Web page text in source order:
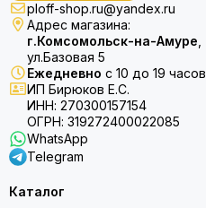
ploff-shop.ru@yandex.ru
Адрес магазина:
г.Комсомольск-на-Амуре
ул.Базовая 5
Ежедневно с 10 до 19 часов
ИП Бирюков Е.С.
ИНН: 270300157154
ОГРН: 319272400022085
WhatsApp
Telegram
Каталог